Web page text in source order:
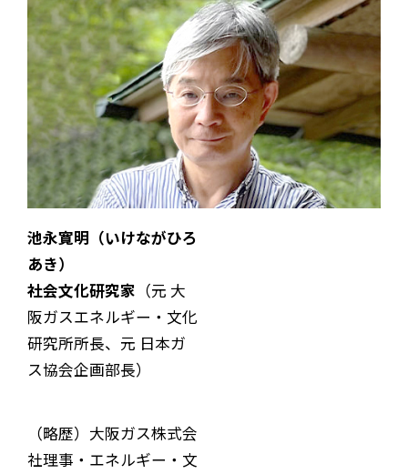
池永寛明（いけながひろ
あき）
社会文化研究家 （元 大
阪ガスエネルギー・文化
研究所所長、元 日本ガ
ス協会企画部長）
（略歴）大阪ガス株式会
社理事・エネルギー・文